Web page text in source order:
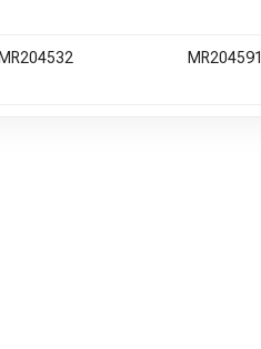
MR204532 MR204591